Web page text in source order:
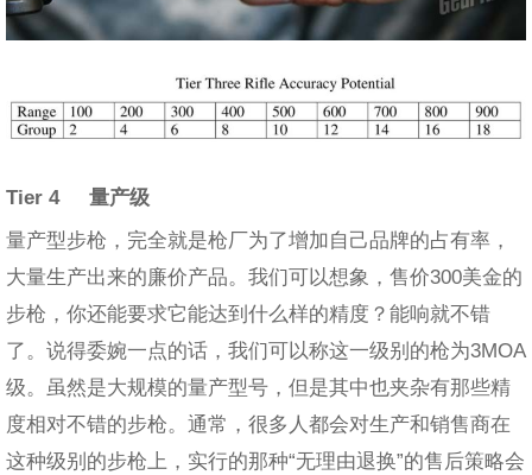
Tier 4 量产级
量产型步枪，完全就是枪厂为了增加自己品牌的占有率，
大量生产出来的廉价产品。我们可以想象，售价300美金的
步枪，你还能要求它能达到什么样的精度？能响就不错
了。说得委婉一点的话，我们可以称这一级别的枪为3MOA
级。虽然是大规模的量产型号，但是其中也夹杂有那些精
度相对不错的步枪。通常，很多人都会对生产和销售商在
这种级别的步枪上，实行的那种“无理由退换”的售后策略会